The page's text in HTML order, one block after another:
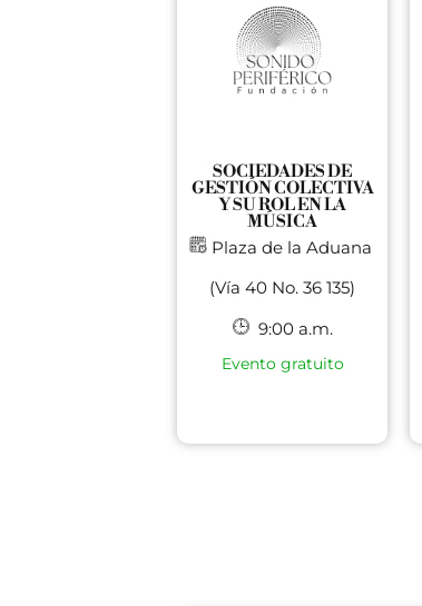
SOCIEDADES DE
GESTIÓN COLECTIVA
Y SU ROL EN LA
MÚSICA
Plaza de la Aduana
(Vía 40 No. 36 135)
9:00 a.m.
Evento gratuito